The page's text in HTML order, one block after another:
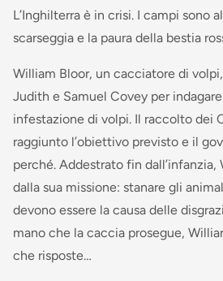
L’Inghilterra è in crisi. I campi sono
scarseggia e la paura della bestia
William Bloor, un cacciatore di
Judith e Samuel Covey per
infestazione di volpi. Il raccolto dei
raggiunto l’obiettivo previsto e il
perché. Addestrato fin dall’infanzia,
dalla sua missione: stanare gli
devono essere la causa delle
mano che la caccia prosegue,
che risposte…